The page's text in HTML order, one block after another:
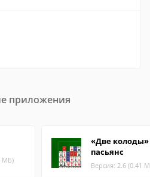
приложения
МБ)
«Две колоды»
пасьянс
Версия: 2.6 (0.41